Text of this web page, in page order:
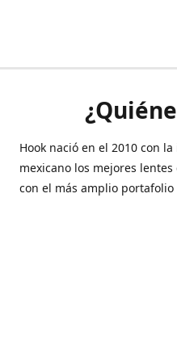
Hook nació en el 2010 con
mexicano los mejores
con el más amplio portafolio